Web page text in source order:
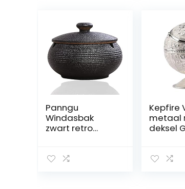
Panngu
Windasbak
zwart retro
buiten, eenvoud
Kepfire
metaal
deksel